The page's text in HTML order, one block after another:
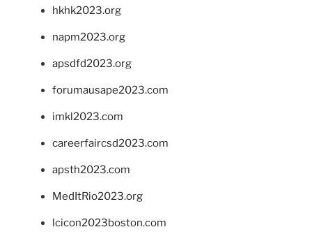
hkhk2023.org
napm2023.org
apsdfd2023.org
forumausape2023.com
imkl2023.com
careerfaircsd2023.com
apsth2023.com
MedItRio2023.org
lcicon2023boston.com